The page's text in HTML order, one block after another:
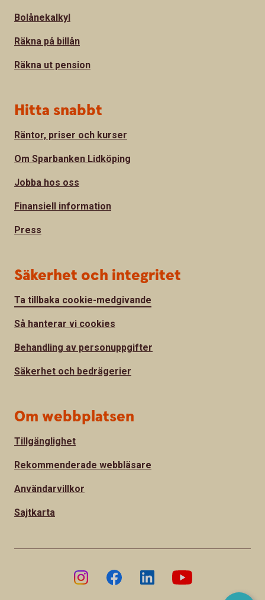
Bolånekalkyl
Räkna på billån
Räkna ut pension
Hitta snabbt
Räntor, priser och kurser
Om Sparbanken Lidköping
Jobba hos oss
Finansiell information
Press
Säkerhet och integritet
Ta tillbaka cookie-medgivande
Så hanterar vi cookies
Behandling av personuppgifter
Säkerhet och bedrägerier
Om webbplatsen
Tillgänglighet
Rekommenderade webbläsare
Användarvillkor
Sajtkarta